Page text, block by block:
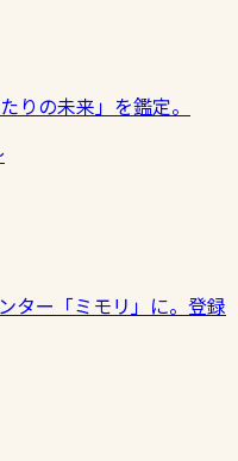
りの未来」を鑑定。
ター「ミモリ」に。登録